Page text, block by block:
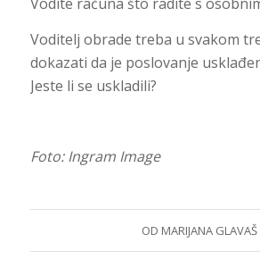
Vodite računa što radite s
Voditelj obrade treba u svakom
dokazati da je poslovanje
Jeste li se uskladili?
Foto: Ingram Image
OD MARIJANA GLAVAŠ